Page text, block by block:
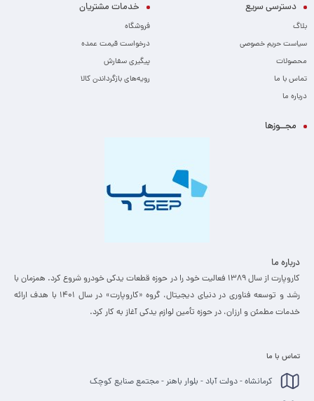
دسترسی سریع
بلاگ
سیاست حریم خصوصی
محصولات
تماس با ما
درباره ما
خدمات مشتریان
فروشگاه
درخواست قیمت عمده
پیگیری سفارش
رویه‌های بازگرداندن کالا
مجــوزها
درباره ما
کاروپارت از سال ۱۳۸۹ فعالیت خود را در حوزه قطعات یدکی خودرو شروع کرد. همزمان با
رشد و توسعه فناوری در دنیای دیجیتال، گروه «کاروپارت» در سال ۱۴۰۱ با هدف ارائه
خدمات مطمئن و ارزان، ­در حوزه تأمین لوازم یدکی آغاز به کار کرد.
تماس با ما
کرمانشاه - دولت آباد - بلوار باهنر - مجتمع صنایع کوچک